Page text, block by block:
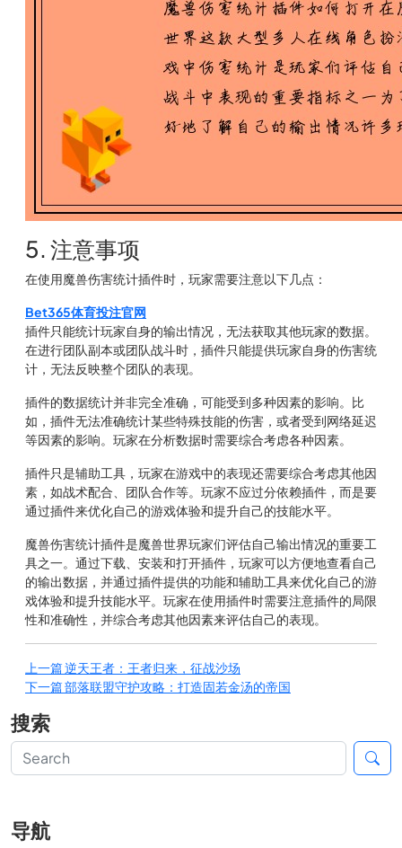
5. 注意事项
在使用魔兽伤害统计插件时，玩家需要注意以下几点：
Bet365体育投注官网
插件只能统计玩家自身的输出情况，无法获取其他玩家的数据。
在进行团队副本或团队战斗时，插件只能提供玩家自身的伤害统
计，无法反映整个团队的表现。
插件的数据统计并非完全准确，可能受到多种因素的影响。比
如，插件无法准确统计某些特殊技能的伤害，或者受到网络延迟
等因素的影响。玩家在分析数据时需要综合考虑各种因素。
插件只是辅助工具，玩家在游戏中的表现还需要综合考虑其他因
素，如战术配合、团队合作等。玩家不应过分依赖插件，而是要
通过插件来优化自己的游戏体验和提升自己的技能水平。
魔兽伤害统计插件是魔兽世界玩家们评估自己输出情况的重要工
具之一。通过下载、安装和打开插件，玩家可以方便地查看自己
的输出数据，并通过插件提供的功能和辅助工具来优化自己的游
戏体验和提升技能水平。玩家在使用插件时需要注意插件的局限
性和准确性，并综合考虑其他因素来评估自己的表现。
上一篇逆天王者：王者归来，征战沙场
下一篇部落联盟守护攻略：打造固若金汤的帝国
搜索
导航